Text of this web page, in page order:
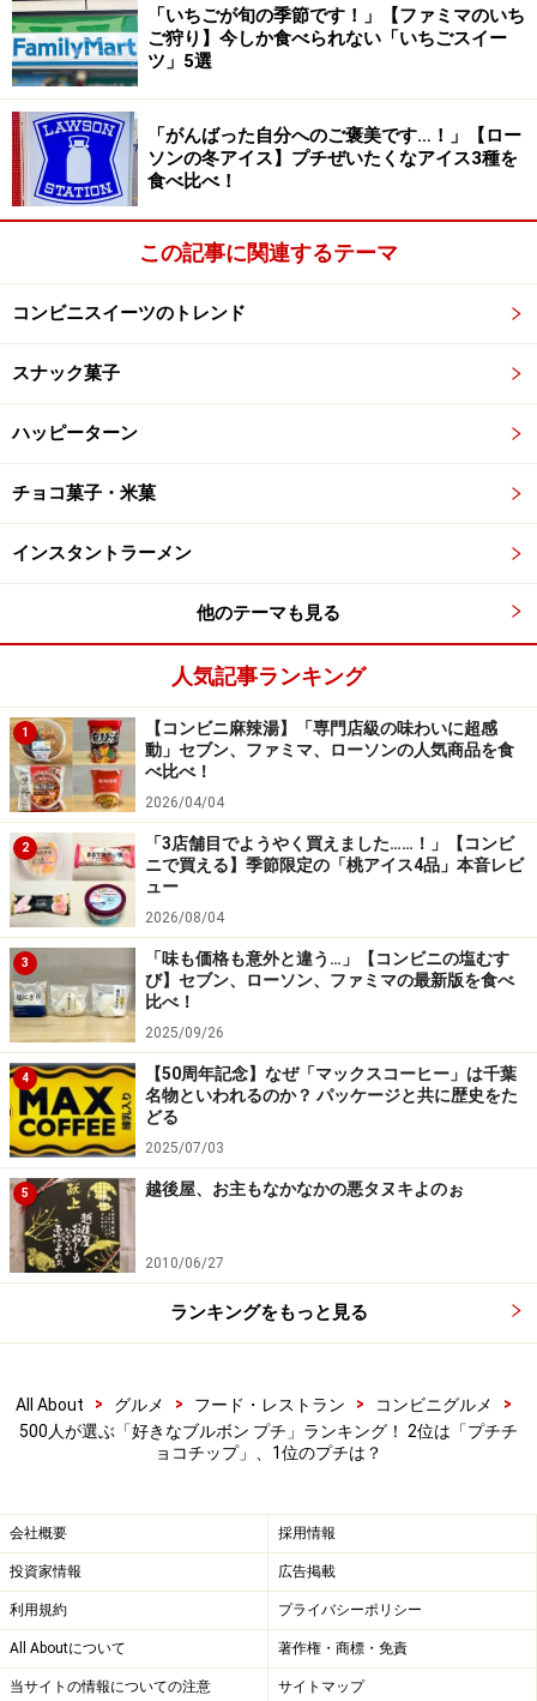
「いちごが旬の季節です！」【ファミマのいち
ご狩り】今しか食べられない「いちごスイー
ツ」5選
「がんばった自分へのご褒美です…！」【ロー
ソンの冬アイス】プチぜいたくなアイス3種を
食べ比べ！
この記事に関連するテーマ
コンビニスイーツのトレンド
スナック菓子
ハッピーターン
チョコ菓子・米菓
インスタントラーメン
他のテーマも見る
人気記事ランキング
1
【コンビニ麻辣湯】「専門店級の味わいに超感
動」セブン、ファミマ、ローソンの人気商品を食
べ比べ！
2026/04/04
2
「3店舗目でようやく買えました……！」【コンビ
ニで買える】季節限定の「桃アイス4品」本音レビ
ュー
2026/08/04
3
「味も価格も意外と違う…」【コンビニの塩むす
び】セブン、ローソン、ファミマの最新版を食べ
比べ！
2025/09/26
4
【50周年記念】なぜ「マックスコーヒー」は千葉
名物といわれるのか？ パッケージと共に歴史をた
どる
2025/07/03
5 越後屋、お主もなかなかの悪タヌキよのぉ
2010/06/27
ランキングをもっと見る
All About > グルメ > フード・レストラン > コンビニグルメ
>
500人が選ぶ「好きなブルボン プチ」ランキング！ 2位は「プチチ
ョコチップ」、1位のプチは？
会社概要 採用情報
投資家情報 広告掲載
利用規約 プライバシーポリシー
All Aboutについて 著作権・商標・免責
当サイトの情報についての注意 サイトマップ